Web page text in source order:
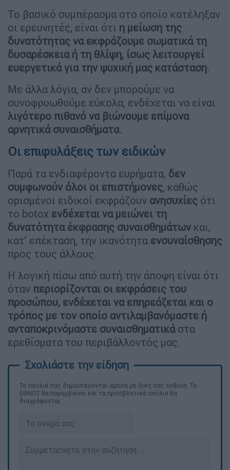
Το βασικό συμπέρασμα στο οποίο κατέληξαν
οι ερευνητές, είναι ότι η μείωση της
δυνατότητας να εκφράζουμε σωματικά τη
δυσαρέσκεια ή τη θλίψη, ίσως λειτουργεί
ευεργετικά για την ψυχική μας κατάσταση.
Με άλλα λόγια, αν δεν μπορούμε να
συνοφρυωθούμε εύκολα, ενδέχεται να είναι
λιγότερο πιθανό να βιώνουμε επίμονα
αρνητικά συναισθήματα.
Οι επιφυλάξεις των ειδικών
Παρά τα ενδιαφέροντα ευρήματα, δεν
συμφωνούν όλοι οι επιστήμονες, καθώς
ορισμένοι ειδικοί εκφράζουν ανησυχίες ότι
το botox ενδέχεται να μειώνει τη
δυνατότητα έκφρασης συναισθημάτων και,
κατ’ επέκταση, την ικανότητα ενσυναίσθησης
προς τους άλλους.
Η λογική πίσω από αυτή την άποψη είναι ότι
όταν περιορίζονται οι εκφράσεις του
προσώπου, ενδέχεται να επηρεάζεται και ο
τρόπος με τον οποίο αντιλαμβανόμαστε ή
ανταποκρινόμαστε συναισθηματικάστα
ερεθίσματα του περιβάλλοντός μας.
Τα σχολιά σας δημοσιεύονται άμεσα με δική σας ευθύνη. Το
ΕΘΝΟΣ θα παρεμβαίνει και τα προσβλητικά σχόλια θα
διαγράφονται